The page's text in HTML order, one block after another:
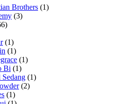
Brothers (1)
(3)
(1)
(1)
(1)
Bi (1)
(1)
(2)
(1)